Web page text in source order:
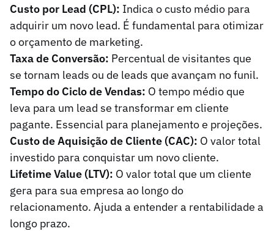
Custo por Lead (CPL): Indica o custo médio para
adquirir um novo lead. É fundamental para otimizar
o orçamento de marketing.
Taxa de Conversão: Percentual de visitantes que
se tornam leads ou de leads que avançam no funil.
Tempo do Ciclo de Vendas: O tempo médio que
leva para um lead se transformar em cliente
pagante. Essencial para planejamento e projeções.
Custo de Aquisição de Cliente (CAC): O valor total
investido para conquistar um novo cliente.
Lifetime Value (LTV): O valor total que um cliente
gera para sua empresa ao longo do
relacionamento. Ajuda a entender a rentabilidade a
longo prazo.